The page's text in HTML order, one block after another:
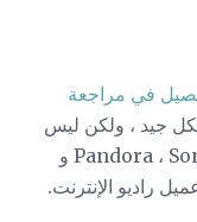
في مراجعة
جيد ، ولكن ليس
هناك الكثير من خدمات البث - فقط Pandora ، Songza و